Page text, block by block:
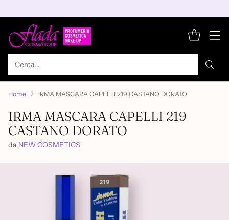
Cerca…
Home IRMA MASCARA CAPELLI 219 CASTANO DORATO
IRMA MASCARA CAPELLI 219
CASTANO DORATO
da NEW COSMETICS